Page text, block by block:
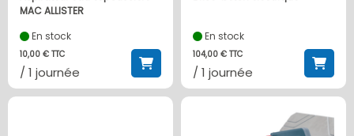
MAC ALLISTER
En stock
10,00 € TTC
/ 1 journée
En stock
104,00 € TTC
/ 1 journée